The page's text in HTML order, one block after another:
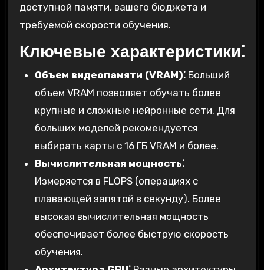
доступной памяти, вашего бюджета и
требуемой скорости обучения.
Ключевые характеристики⁚
Объем видеопамяти (VRAM)⁚Больший
объем VRAM позволяет обучать более
крупные и сложные нейронные сети. Для
больших моделей рекомендуется
выбирать карты с 16 ГБ VRAM и более.
Вычислительная мощность⁚
Измеряется в FLOPS (операциях с
плавающей запятой в секунду). Более
высокая вычислительная мощность
обеспечивает более быструю скорость
обучения.